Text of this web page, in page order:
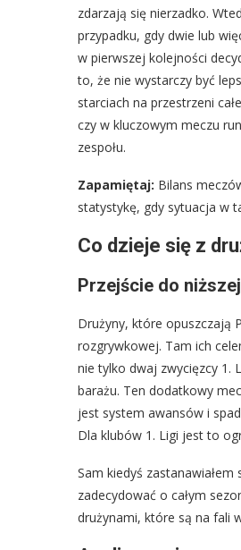
zdarzają się nierzadko.
przypadku, gdy dwie lub
w pierwszej kolejności
to, że nie wystarczy być
starciach na przestrzeni
czy w kluczowym meczu
zespołu.
Zapamiętaj: Bilans
statystykę, gdy sytuacja w
Co dzieje się z
Przejście do
Drużyny, które opuszczają
rozgrywkowej. Tam ich
nie tylko dwaj zwycięzcy 1.
barażu. Ten dodatkowy
jest system awansów i
Dla klubów 1. Ligi jest to
Sam kiedyś
zadecydować o całym
drużynami, które są na fali